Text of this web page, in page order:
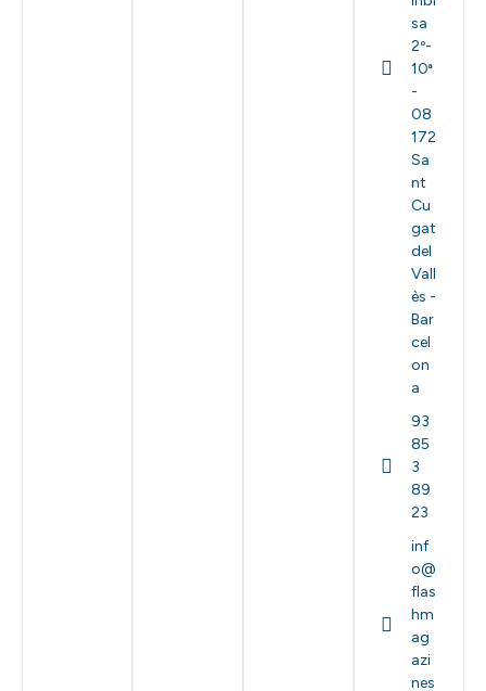
sa
2º-
10ª
-
08
172
Sa
nt
Cu
gat
del
Vall
ès -
Bar
cel
on
a
93
85
3
89
23
inf
o@
flas
hm
ag
azi
nes